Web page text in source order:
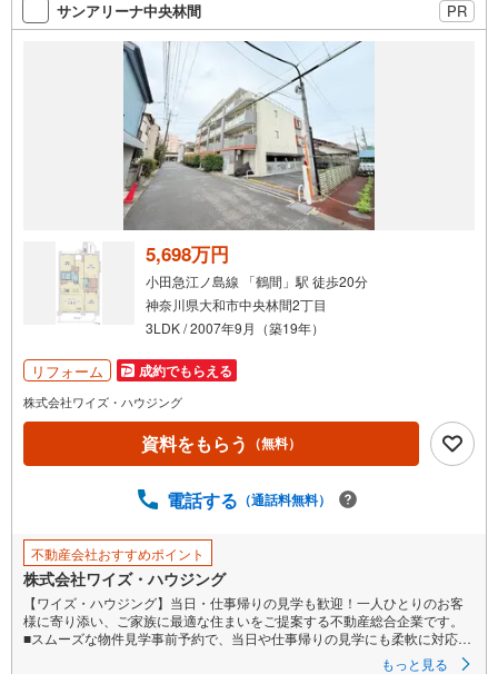
条
マ
イ
ペ
ジ
存
す
る
サンアリーナ中央林間 PR
5,698万円
小田急江ノ島線 「鶴間」駅 徒歩20分
神奈川県大和市中央林間2丁目
3LDK / 2007年9月（築19年）
リフォーム 成約でもらえる
株式会社ワイズ・ハウジング
資料をもらう （無料）
電話する （通話料無料）
不動産会社おすすめポイント
株式会社ワイズ・ハウジング
【ワイズ・ハウジング】当日・仕事帰りの見学も歓迎！一人ひとりのお客
様に寄り添い、ご家族に最適な住まいをご提案する不動産総合企業です。
■スムーズな物件見学事前予約で、当日や仕事帰りの見学にも柔軟に対応い
たします。現地や店舗での待ち合わせ、最寄駅・周辺施設での合流、ご
もっと見る